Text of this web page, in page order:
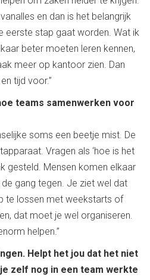
en dan is het belangrijk
eerste stap gaat worden. Wat ik
beter moeten leren kennen,
meer op kantoor zien. Dan
tijd voor.”
teams samenwerken voor
soms een beetje mist. De
Vragen als ‘hoe is het
gesteld. Mensen komen elkaar
gang tegen. Je ziet wel dat
te lossen met weekstarts of
dat moet je wel organiseren.
helpen.”
Helpt het jou dat het niet
zelf nog in een team werkte